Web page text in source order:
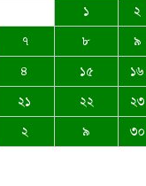
১ ২
৭ ৮ ৯
৪ ১৫ ১৬
২১ ২২ ২৩
২ ৯ ৩০